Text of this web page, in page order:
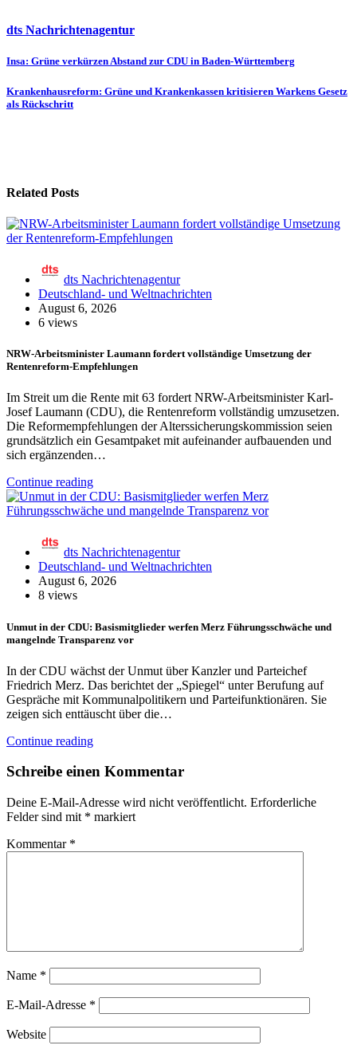
dts Nachrichtenagentur
Beitragsnavigation
Insa: Grüne verkürzen Abstand zur CDU in Baden-Württemberg
Krankenhausreform: Grüne und Krankenkassen kritisieren Warkens Gesetz
als Rückschritt
Related Posts
dts Nachrichtenagentur
Deutschland- und Weltnachrichten
August 6, 2026
6 views
NRW-Arbeitsminister Laumann fordert vollständige Umsetzung der
Rentenreform-Empfehlungen
Im Streit um die Rente mit 63 fordert NRW-Arbeitsminister Karl-
Josef Laumann (CDU), die Rentenreform vollständig umzusetzen.
Die Reformempfehlungen der Alterssicherungskommission seien
grundsätzlich ein Gesamtpaket mit aufeinander aufbauenden und
sich ergänzenden…
Continue reading
dts Nachrichtenagentur
Deutschland- und Weltnachrichten
August 6, 2026
8 views
Unmut in der CDU: Basismitglieder werfen Merz Führungsschwäche und
mangelnde Transparenz vor
In der CDU wächst der Unmut über Kanzler und Parteichef
Friedrich Merz. Das berichtet der „Spiegel“ unter Berufung auf
Gespräche mit Kommunalpolitikern und Parteifunktionären. Sie
zeigen sich enttäuscht über die…
Continue reading
Schreibe einen Kommentar
Deine E-Mail-Adresse wird nicht veröffentlicht. Erforderliche
Felder sind mit * markiert
Kommentar *
Name *
E-Mail-Adresse *
Website